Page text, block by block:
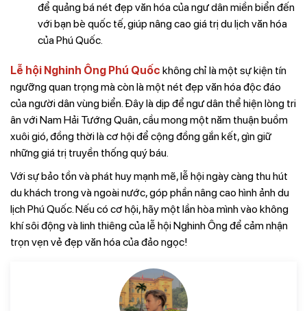
để quảng bá nét đẹp văn hóa của ngư dân miền biển đến
với bạn bè quốc tế, giúp nâng cao giá trị du lịch văn hóa
của Phú Quốc.
Lễ hội Nghinh Ông Phú Quốc không chỉ là một sự kiện tín
ngưỡng quan trọng mà còn là một nét đẹp văn hóa độc đáo
của người dân vùng biển. Đây là dịp để ngư dân thể hiện lòng tri
ân với Nam Hải Tướng Quân, cầu mong một năm thuận buồm
xuôi gió, đồng thời là cơ hội để cộng đồng gắn kết, gìn giữ
những giá trị truyền thống quý báu.
Với sự bảo tồn và phát huy mạnh mẽ, lễ hội ngày càng thu hút
du khách trong và ngoài nước, góp phần nâng cao hình ảnh du
lịch Phú Quốc. Nếu có cơ hội, hãy một lần hòa mình vào không
khí sôi động và linh thiêng của lễ hội Nghinh Ông để cảm nhận
trọn vẹn vẻ đẹp văn hóa của đảo ngọc!